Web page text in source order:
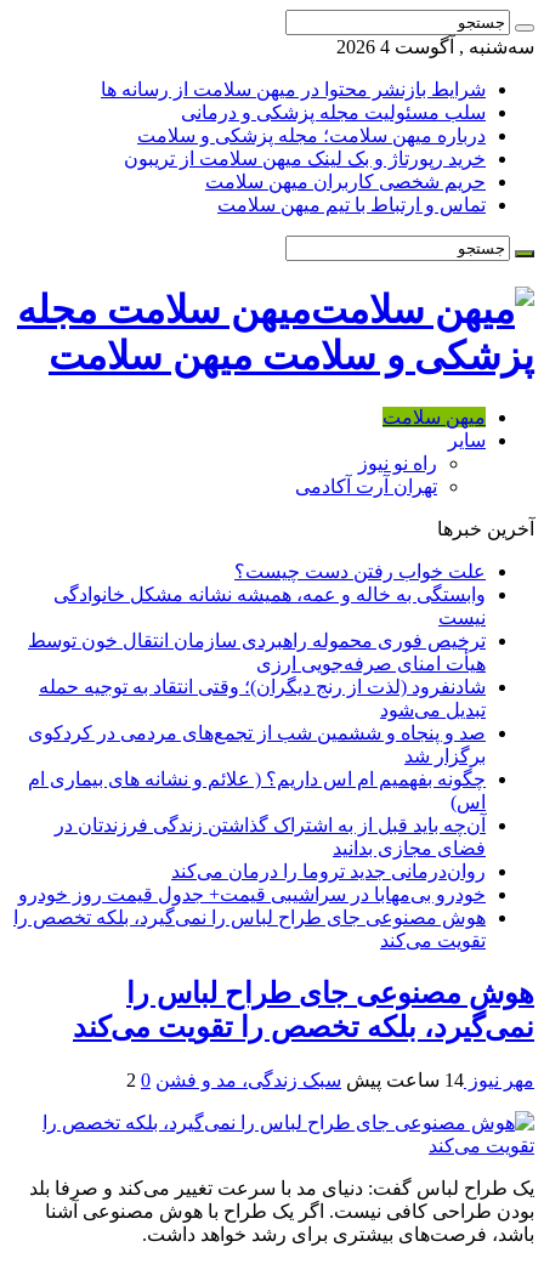
سه‌شنبه , آگوست 4 2026
شرایط بازنشر محتوا در میهن سلامت از رسانه ها
سلب مسئولیت مجله پزشکی و درمانی
درباره میهن سلامت؛ مجله پزشکی و سلامت
خرید رپورتاژ و بک لینک میهن سلامت از تریبون
حریم شخصی کاربران میهن سلامت
تماس و ارتباط با تیم میهن سلامت
میهن سلامت مجله
پزشکی و سلامت میهن سلامت
میهن سلامت
سایر
راه نو نیوز
تهران آرت آکادمی
آخرین خبرها
علت خواب رفتن دست چیست؟
وابستگی به خاله و عمه، همیشه نشانه مشکل خانوادگی
نیست
ترخیص فوری محموله راهبردی سازمان انتقال خون توسط
هیأت امنای صرفه‌جویی ارزی
شادنفرود (لذت از رنج دیگران)؛ وقتی انتقاد به توجیه حمله
تبدیل می‌شود
صد و پنجاه‌ و ششمین شب از تجمع‌های مردمی در کردکوی
برگزار شد
چگونه بفهمیم ام اس داریم؟ ( علائم و نشانه های بیماری ام
اس)
آن‌چه باید قبل از به اشتراک گذاشتن زندگی فرزندتان در
فضای مجازی بدانید
روان‌درمانی جدید تروما را درمان می‌کند
خودرو بی‌مهابا در سراشیبی قیمت+ جدول قیمت روز خودرو
هوش مصنوعی جای طراح لباس را نمی‌گیرد، بلکه تخصص را
تقویت می‌کند
هوش مصنوعی جای طراح لباس را
نمی‌گیرد، بلکه تخصص را تقویت می‌کند
مهر نیوز 14 ساعت پیش سبک زندگی، مد و فشن 0
2
یک طراح لباس گفت: دنیای مد با سرعت تغییر می‌کند و صرفا بلد
بودن طراحی کافی نیست. اگر یک طراح با هوش مصنوعی آشنا
باشد، فرصت‌های بیشتری برای رشد خواهد داشت.